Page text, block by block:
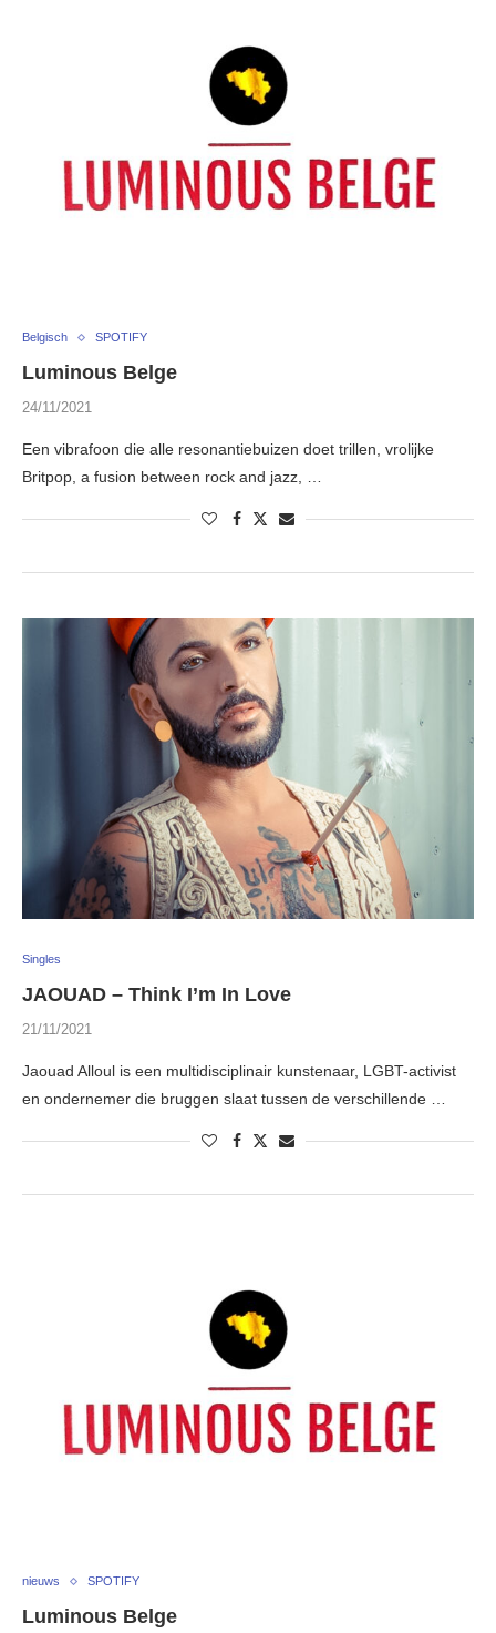
Belgisch SPOTIFY
Luminous Belge
24/11/2021
Een vibrafoon die alle resonantiebuizen doet trillen, vrolijke
Britpop, a fusion between rock and jazz, …
Singles
JAOUAD – Think I’m In Love
21/11/2021
Jaouad Alloul is een multidisciplinair kunstenaar, LGBT-activist
en ondernemer die bruggen slaat tussen de verschillende …
nieuws SPOTIFY
Luminous Belge